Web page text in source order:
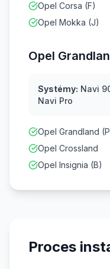
Opel Corsa (F)
Opel Mokka (J)
Opel
Systémy: Navi
Navi Pro
Opel Grandland
Opel Crossland
Opel Insignia (B)
Proces